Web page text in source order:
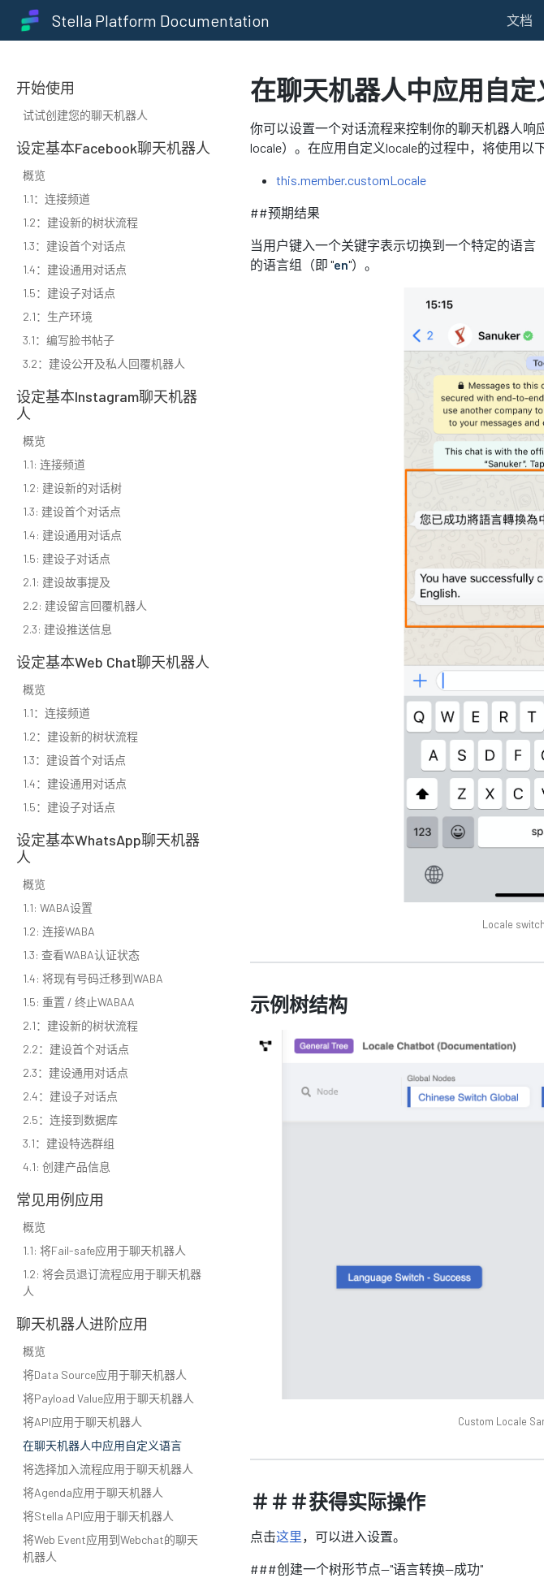
Stella Platform Documentation 文档
开始使用
试试创建您的聊天机器人
设定基本Facebook聊天机器人
概览
1.1：连接频道
1.2：建设新的树状流程
1.3：建设首个对话点
1.4：建设通用对话点
1.5：建设子对话点
2.1：生产环境
3.1：编写脸书帖子
3.2：建设公开及私人回覆机器人
设定基本Instagram聊天机器
人
概览
1.1: 连接频道
1.2: 建设新的对话树
1.3: 建设首个对话点
1.4: 建设通用对话点
1.5: 建设子对话点
2.1: 建设故事提及
2.2: 建设留言回覆机器人
2.3: 建设推送信息
设定基本Web Chat聊天机器人
概览
1.1：连接频道
1.2：建设新的树状流程
1.3：建设首个对话点
1.4：建设通用对话点
1.5：建设子对话点
设定基本WhatsApp聊天机器
人
概览
1.1: WABA设置
1.2: 连接WABA
1.3: 查看WABA认证状态
1.4: 将现有号码迁移到WABA
1.5: 重置 / 终止WABAA
2.1：建设新的树状流程
2.2：建设首个对话点
2.3：建设通用对话点
2.4：建设子对话点
2.5：连接到数据库
3.1：建设特选群组
4.1: 创建产品信息
常见用例应用
概览
1.1: 将Fail-safe应用于聊天机器人
1.2: 将会员退订流程应用于聊天机器
人
聊天机器人进阶应用
概览
将Data Source应用于聊天机器人
将Payload Value应用于聊天机器人
将API应用于聊天机器人
在聊天机器人中应用自定义语言
将选择加入流程应用于聊天机器人
将Agenda应用于聊天机器人
将Stella API应用于聊天机器人
将Web Event应用到Webchat的聊天
机器人
在聊天机器人中应用自定
你可以设置一个对话流程来控制你的聊天机器人响
locale）。在应用自定义locale的过程中，将使用以
this.member.customLocale
##预期结果
当用户键入一个关键字表示切换到一个特定的语言
的语言组（即 "en"）。
Locale
示例树结构
Custom Locale
＃＃＃获得实际操作
点击这里，可以进入设置。
###创建一个树形节点--"语言转换--成功"